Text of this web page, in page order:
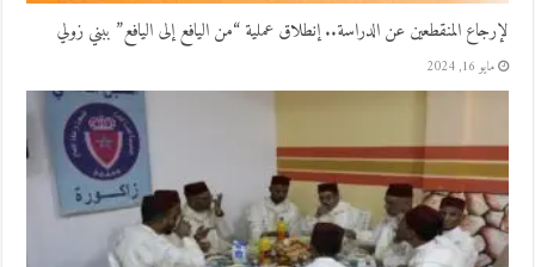
لإرجاع المنقطعين عن الدراسة.. إنطلاق عملية “من اليافع إلى اليافع” ببني زولي
مايو 16, 2024